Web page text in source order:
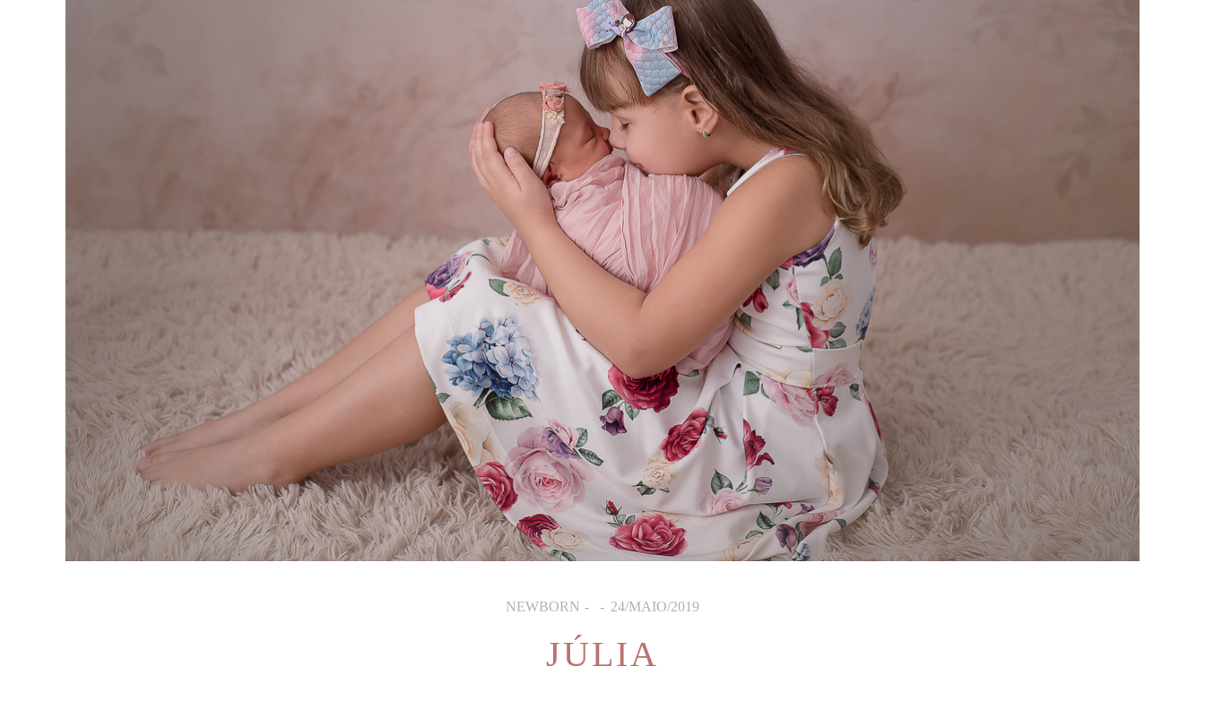
NEWBORN 24/MAIO/2019
JÚLIA